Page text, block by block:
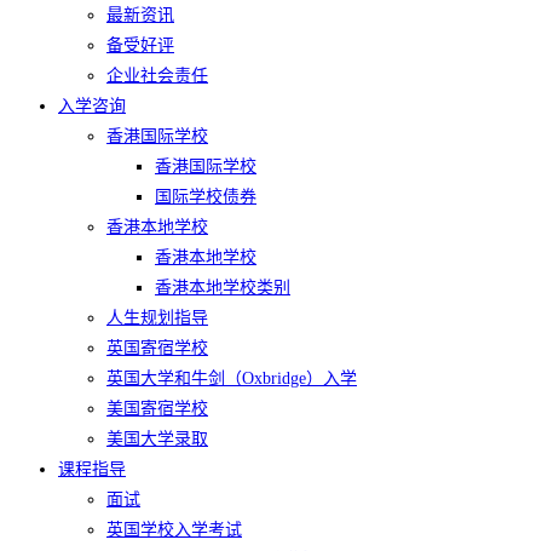
最新资讯
备受好评
企业社会责任​
入学咨询
香港国际学校
香港国际学校
国际学校债券
香港本地学校
香港本地学校
香港本地学校类别
人生规划指导
英国寄宿学校
英国大学和牛剑（Oxbridge）入学
美国寄宿学校
美国大学录取
课程指导
面试
英国学校入学考试​